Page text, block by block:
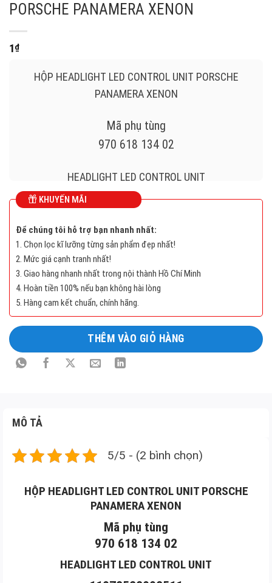
PORSCHE PANAMERA XENON
1₫
HỘP HEADLIGHT LED CONTROL UNIT PORSCHE
PANAMERA XENON
Mã phụ tùng
970 618 134 02
HEADLIGHT LED CONTROL UNIT
11072522002511
970 618 134 02
Long
Mô
tả
phẩm
KHUYẾN MÃI
Để chúng tôi hỗ trợ bạn nhanh nhất:
1. Chọn lọc kĩ lưỡng từng sản phẩm đẹp nhất!
2. Mức giá cạnh tranh nhất!
3. Giao hàng nhanh nhất trong nội thành Hồ Chí Minh
4. Hoàn tiền 100% nếu bạn không hài lòng
5. Hàng cam kết chuẩn, chính hãng.
THÊM VÀO GIỎ HÀNG
MÔ TẢ
5/5 - (2 bình chọn)
HỘP HEADLIGHT LED CONTROL UNIT PORSCHE
PANAMERA XENON
Mã phụ tùng
970 618 134 02
HEADLIGHT LED CONTROL UNIT